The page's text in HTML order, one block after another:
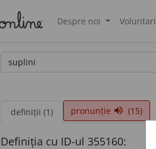
Despre noi Voluntari
definiții (1) pronunție volume_up (15)
Definiția cu ID-ul 355160: